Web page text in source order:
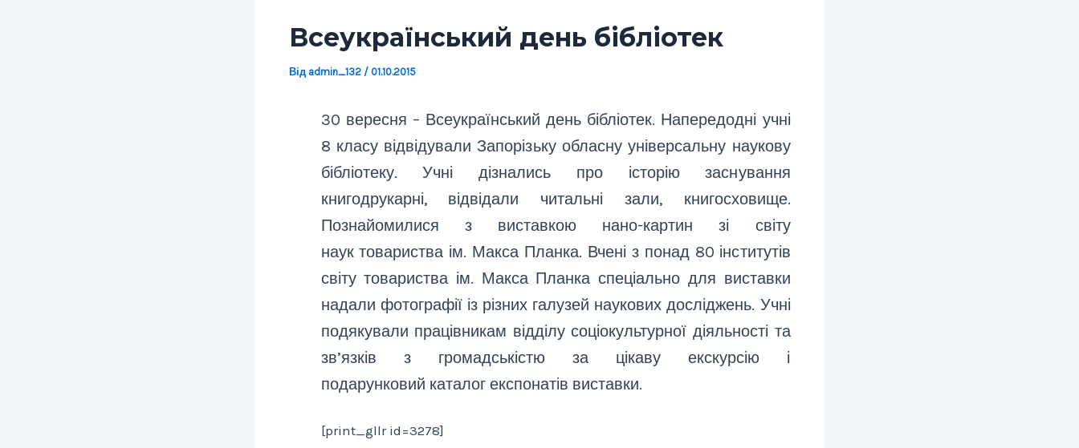
Всеукраїнський день бібліотек
Від admin_132 / 01.10.2015
30 вересня – Всеукраїнський день бібліотек. Напередодні учні
8 класу відвідували Запорізьку обласну універсальну наукову
бібліотеку. Учні дізнались про історію заснування
книгодрукарні, відвідали читальні зали, книгосховище.
Познайомилися з виставкою нано-картин зі світу
наук товариства ім. Макса Планка. Вчені з понад 80 інститутів
світу товариства ім. Макса Планка спеціально для виставки
надали фотографії із різних галузей наукових досліджень. Учні
подякували працівникам відділу соціокультурної діяльності та
зв’язків з громадськістю за цікаву екскурсію і
подарунковий каталог експонатів виставки.
[print_gllr id=3278]